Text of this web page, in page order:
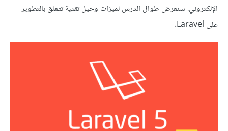
الإلكتروني. سنعرض طوال الدرس لميزات وحيل تقنية تتعلق بالتطوير
على Laravel.